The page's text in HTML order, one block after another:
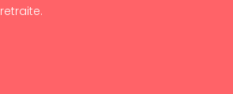
retraite.